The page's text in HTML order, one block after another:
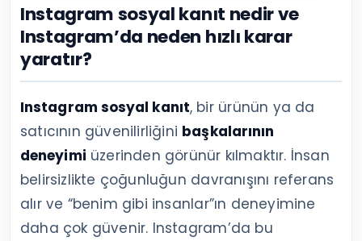
Instagram sosyal kanıt nedir ve
Instagram’da neden hızlı karar
yaratır?
Instagram sosyal kanıt, bir ürünün ya da
satıcının güvenilirliğini başkalarının
deneyimi üzerinden görünür kılmaktır. İnsan
belirsizlikte çoğunluğun davranışını referans
alır ve “benim gibi insanlar”ın deneyimine
daha çok güvenir. Instagram’da bu